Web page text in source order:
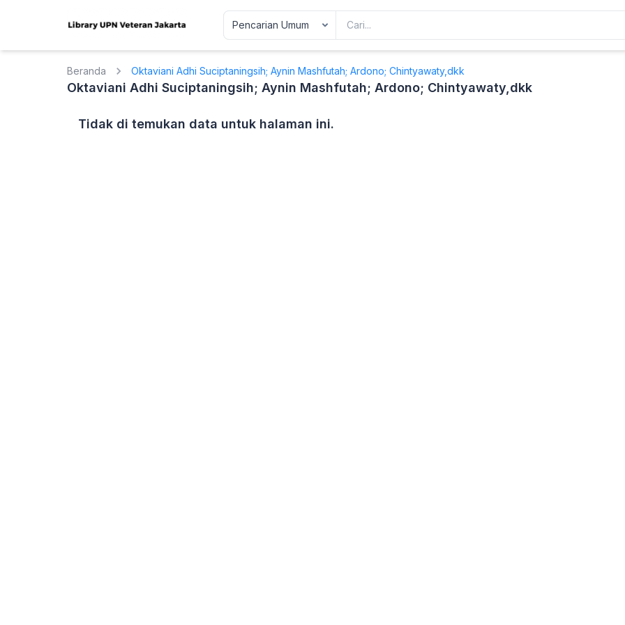
Beranda Oktaviani Adhi Suciptaningsih; Aynin Mashfutah; Ardono; Chintyawaty,dkk
Oktaviani Adhi Suciptaningsih; Aynin Mashfutah; Ardono; Chintyawaty,dkk
Tidak di temukan data untuk halaman ini.